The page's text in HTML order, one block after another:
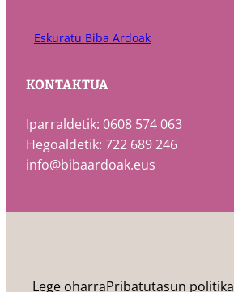
Eskuratu Biba Ardoak
KONTAKTUA
Iparraldetik: 0608 574 063
Hegoaldetik: 722 689 246
info@bibaardoak.eus
Lege oharraPribatutasun politika